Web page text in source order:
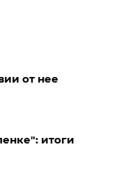
от нее
итоги